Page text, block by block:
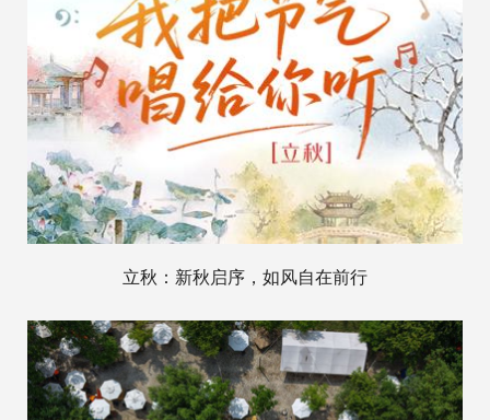
立秋：新秋启序，如风自在前行